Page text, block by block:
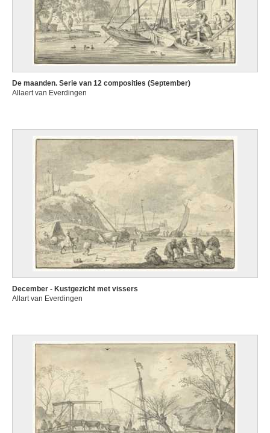
De maanden. Serie van 12 composities (September)
Allaert van Everdingen
December - Kustgezicht met vissers
Allart van Everdingen